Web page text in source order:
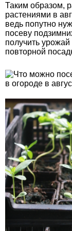
Таким образом,
растениями в
ведь попутно
посеву
получить
повторной